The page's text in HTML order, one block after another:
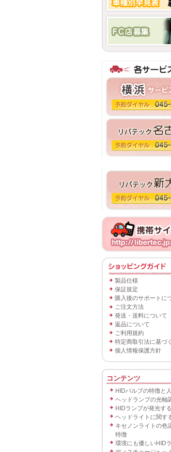
製品仕様
保証規定
購入後のサポートに
ご注文方法
発送・送料について
返品について
ご利用規約
特定商取引法に基づ
個人情報保護方針
コンテンツ
HIDバルブの特徴と
ヘッドランプの光軸
HIDランプが発光す
ヘッドライトに関す
キセノンライトの色
特徴
環境にも優しいHID